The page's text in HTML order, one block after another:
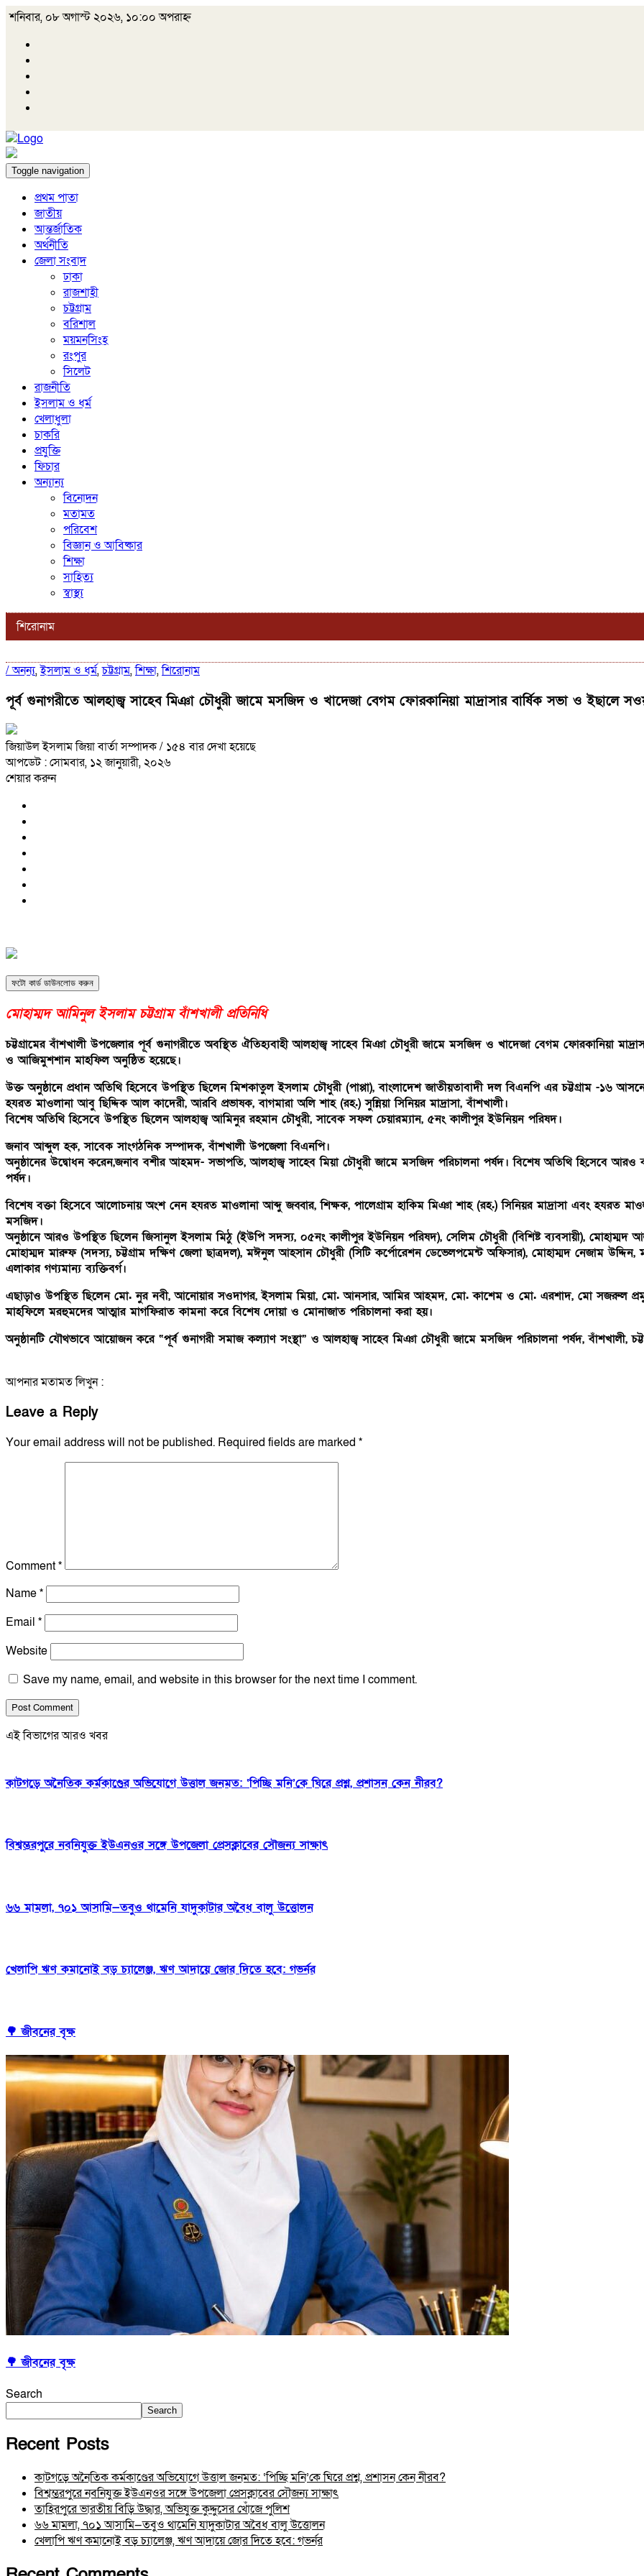
শনিবার, ০৮ অগাস্ট ২০২৬, ১০:০০ অপরাহ্ন
Toggle navigation
প্রথম পাতা
জাতীয়
আন্তর্জাতিক
অর্থনীতি
জেলা সংবাদ
ঢাকা
রাজশাহী
চট্টগ্রাম
বরিশাল
ময়মনসিংহ
রংপুর
সিলেট
রাজনীতি
ইসলাম ও ধর্ম
খেলাধুলা
চাকরি
প্রযুক্তি
ফিচার
অন্যান্য
বিনোদন
মতামত
পরিবেশ
বিজ্ঞান ও আবিষ্কার
শিক্ষা
সাহিত্য
স্বাস্থ্য
শিরোনাম
/অনন্য,ইসলাম ও ধর্ম,চট্টগ্রাম,শিক্ষা,শিরোনাম
পূর্ব গুনাগরীতে আলহাজ্ব সাহেব মিঞা চৌধুরী জামে মসজিদ ও খাদেজা বেগম ফোরকানিয়া মাদ্রাসার বার্ষিক সভা ও ইছালে
জিয়াউল ইসলাম জিয়া বার্তা সম্পাদক/ ১৫৪ বার দেখা হয়েছে
আপডেট : সোমবার, ১২ জানুয়ারী, ২০২৬
শেয়ার করুন
ফটো কার্ড ডাউনলোড করুন
মোহাম্মদ আমিনুল ইসলাম চট্টগ্রাম বাঁশখালী প্রতিনিধি
চট্টগ্রামের বাঁশখালী উপজেলার পূর্ব গুনাগরীতে অবস্থিত ঐতিহ্যবাহী আলহাজ্ব সাহেব মিঞা চৌধুরী জামে মসজিদ ও খাদেজা বেগম ফোরকানিয়া
ও আজিমুশশান মাহফিল অনুষ্ঠিত হয়েছে।
উক্ত অনুষ্ঠানে প্রধান অতিথি হিসেবে উপস্থিত ছিলেন মিশকাতুল ইসলাম চৌধুরী (পাপ্পা), বাংলাদেশ জাতীয়তাবাদী দল বিএনপি এর চট্টগ্রাম -১৬
হযরত মাওলানা আবু ছিদ্দিক আল কাদেরী, আরবি প্রভাষক, বাগমারা অলি শাহ (রহ.) সুন্নিয়া সিনিয়র মাদ্রাসা, বাঁশখালী।
বিশেষ অতিথি হিসেবে উপস্থিত ছিলেন আলহাজ্ব আমিনুর রহমান চৌধুরী, সাবেক সফল চেয়ারম্যান, ৫নং কালীপুর ইউনিয়ন পরিষদ।
জনাব আব্দুল হক, সাবেক সাংগঠনিক সম্পাদক, বাঁশখালী উপজেলা বিএনপি।
অনুষ্ঠানের উদ্বোধন করেন,জনাব বশীর আহমদ- সভাপতি, আলহাজ্ব সাহেব মিয়া চৌধুরী জামে মসজিদ পরিচালনা পর্ষদ। বিশেষ অতিথি হিসেবে আরও
পর্ষদ।
বিশেষ বক্তা হিসেবে আলোচনায় অংশ নেন হযরত মাওলানা আব্দু জব্বার, শিক্ষক, পালেগ্রাম হাকিম মিঞা শাহ (রহ.) সিনিয়র মাদ্রাসা এবং হযরত
মসজিদ।
অনুষ্ঠানে আরও উপস্থিত ছিলেন জিসানুল ইসলাম মিঠু (ইউপি সদস্য, ০৫নং কালীপুর ইউনিয়ন পরিষদ), সেলিম চৌধুরী (বিশিষ্ট ব্যবসায়ী), মোহাম্মদ
মোহাম্মদ মারুফ (সদস্য, চট্টগ্রাম দক্ষিণ জেলা ছাত্রদল), মঈনুল আহসান চৌধুরী (সিটি কর্পোরেশন ডেভেলপমেন্ট অফিসার), মোহাম্মদ নেজাম
এলাকার গণ্যমান্য ব্যক্তিবর্গ।
এছাড়াও উপস্থিত ছিলেন মো. নুর নবী, আনোয়ার সওদাগর, ইসলাম মিয়া, মো. আনসার, আমির আহমদ, মো. কাশেম ও মো. এরশাদ, মো সজরুল
মাহফিলে মরহুমদের আত্মার মাগফিরাত কামনা করে বিশেষ দোয়া ও মোনাজাত পরিচালনা করা হয়।
অনুষ্ঠানটি যৌথভাবে আয়োজন করে “পূর্ব গুনাগরী সমাজ কল্যাণ সংস্থা” ও আলহাজ্ব সাহেব মিঞা চৌধুরী জামে মসজিদ পরিচালনা পর্ষদ, বাঁশখালী,
আপনার মতামত লিখুন :
Leave a Reply
Your email address will not be published. Required fields are marked *
Comment*
Name*
Email *
Website
Save my name, email, and website in this browser for the next time I comment.
এই বিভাগের আরও খবর
কাটগড়ে অনৈতিক কর্মকাণ্ডের অভিযোগে উত্তাল জনমত: ‘পিচ্ছি মনি’কে ঘিরে প্রশ্ন, প্রশাসন কেন নীরব?
বিশ্বম্ভরপুরে নবনিযুক্ত ইউএনওর সঙ্গে উপজেলা প্রেসক্লাবের সৌজন্য সাক্ষাৎ
৬৬ মামলা, ৭০১ আসামি—তবুও থামেনি যাদুকাটার অবৈধ বালু উত্তোলন
খেলাপি ঋণ কমানোই বড় চ্যালেঞ্জ, ঋণ আদায়ে জোর দিতে হবে: গভর্নর
🌳 জীবনের বৃক্ষ
🌳 জীবনের বৃক্ষ
Search
Search
Recent Posts
কাটগড়ে অনৈতিক কর্মকাণ্ডের অভিযোগে উত্তাল জনমত: ‘পিচ্ছি মনি’কে ঘিরে প্রশ্ন, প্রশাসন কেন নীরব?
বিশ্বম্ভরপুরে নবনিযুক্ত ইউএনওর সঙ্গে উপজেলা প্রেসক্লাবের সৌজন্য সাক্ষাৎ
তাহিরপুরে ভারতীয় বিড়ি উদ্ধার, অভিযুক্ত কুদ্দুসের খোঁজে পুলিশ
৬৬ মামলা, ৭০১ আসামি—তবুও থামেনি যাদুকাটার অবৈধ বালু উত্তোলন
খেলাপি ঋণ কমানোই বড় চ্যালেঞ্জ, ঋণ আদায়ে জোর দিতে হবে: গভর্নর